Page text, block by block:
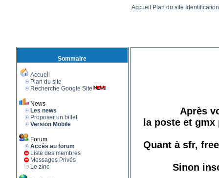
Accueil Plan du site
Sommaire
Accueil
Plan du site
Recherche Google Site
News
Les news
Proposer un billet
Version Mobile
Forum
Accès au forum
Liste des membres
Messages Privés
Le zinc
Après
la poste et
Quant à sfr,
Sinon